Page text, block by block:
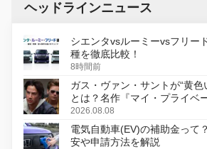
ヘッドラインニュース
シエンタvsルーミーvsフリー
種を徹底比較！
8時間前
ガス・ヴァン・サントが“黄色
とは？名作『マイ・プライベ
初のデジタルリマスター版で復
2026.08.08
電気自動車(EV)の補助金って
安や申請方法を解説